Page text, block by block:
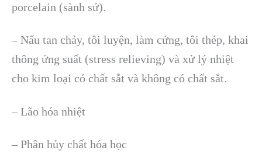
porcelain (sành sứ).
– Nấu tan chảy, tôi luyện, làm cứng, tôi thép, khai
thông ứng suất (stress relieving) và xử lý nhiệt
cho kim loại có chất sắt và không có chất sắt.
– Lão hóa nhiệt
– Phân hủy chất hóa học